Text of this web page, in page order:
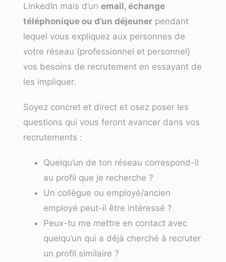
LinkedIn mais d’un email, échange
téléphonique ou d’un déjeuner pendant
lequel vous expliquez aux personnes de
votre réseau (professionnel et personnel)
vos besoins de recrutement en essayant de
les impliquer.
Soyez concret et direct et osez poser les
questions qui vous feront avancer dans vos
recrutements :
Quelqu’un de ton réseau correspond-il
au profil que je recherche ?
Un collègue ou employé/ancien
employé peut-il être intéressé ?
Peux-tu me mettre en contact avec
quelqu’un qui a déjà cherché à recruter
un profil similaire ?